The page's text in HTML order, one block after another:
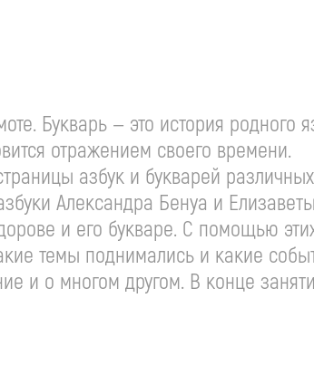
Букварь — это история
отражением своего времени.
азбук и букварей
Александра Бенуа и
и его букваре. С помощью
темы поднимались и какие
и о многом другом. В конце